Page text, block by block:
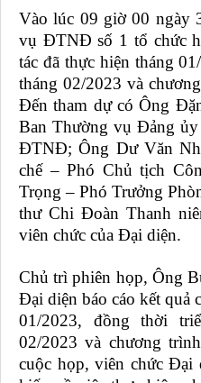
Vào lúc 09 giờ 00 ngày
vụ ĐTNĐ số 1 tổ chức
tác đã thực hiện tháng
tháng 02/2023 và
Đến tham dự có Ông
Ban Thường vụ Đảng
ĐTNĐ; Ông Dư Văn
chế – Phó Chủ tịch
Trọng – Phó Trưởng
thư Chi Đoàn Thanh
viên chức của Đại diện.
Chủ trì phiên họp, Ông
Đại diện báo cáo kết quả
01/2023, đồng thời
02/2023 và chương
cuộc họp, viên chức Đại